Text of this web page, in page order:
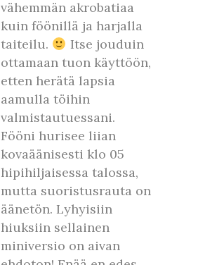
vähemmän akrobatiaa
kuin föönillä ja harjalla
taiteilu.
Itse jouduin
ottamaan tuon käyttöön,
etten herätä lapsia
aamulla töihin
valmistautuessani.
Fööni hurisee liian
kovaäänisesti klo 05
hipihiljaisessa talossa,
mutta suoristusrauta on
äänetön. Lyhyisiin
hiuksiin sellainen
miniversio on aivan